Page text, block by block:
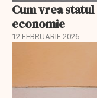
Cum vrea
economie
12 FEBRUARIE 2026